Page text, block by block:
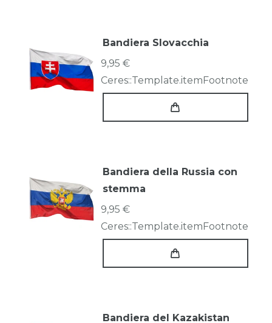
Bandiera Slovacchia
9,95 €
Ceres::Template.itemFootnote
Bandiera della Russia con
stemma
9,95 €
Ceres::Template.itemFootnote
Bandiera del Kazakistan